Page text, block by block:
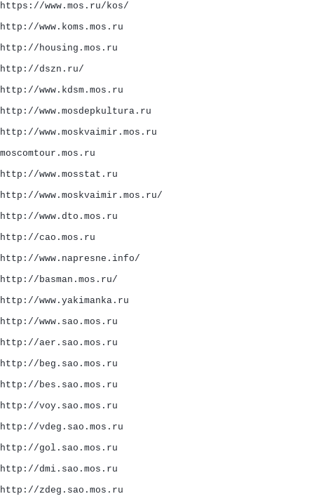
https://www.mos.ru/kos/
http://www.koms.mos.ru
http://housing.mos.ru
http://dszn.ru/
http://www.kdsm.mos.ru
http://www.mosdepkultura.ru
http://www.moskvaimir.mos.ru
moscomtour.mos.ru
http://www.mosstat.ru
http://www.moskvaimir.mos.ru/
http://www.dto.mos.ru
http://cao.mos.ru
http://www.napresne.info/
http://basman.mos.ru/
http://www.yakimanka.ru
http://www.sao.mos.ru
http://aer.sao.mos.ru
http://beg.sao.mos.ru
http://bes.sao.mos.ru
http://voy.sao.mos.ru
http://vdeg.sao.mos.ru
http://gol.sao.mos.ru
http://dmi.sao.mos.ru
http://zdeg.sao.mos.ru